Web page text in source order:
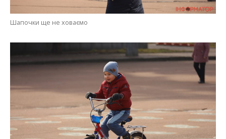
Шапочки ще не ховаємо